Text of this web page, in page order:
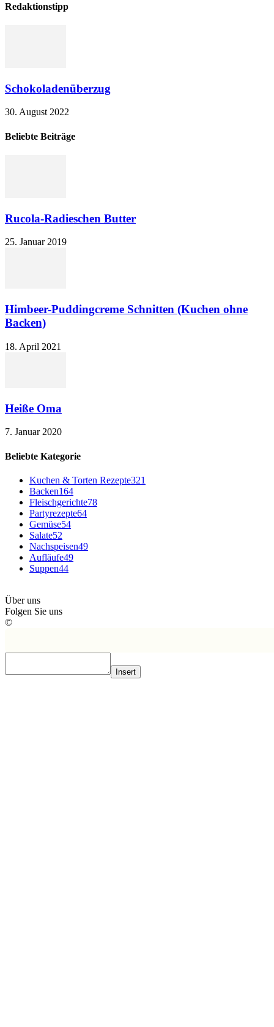
Redaktionstipp
Schokoladenüberzug
30. August 2022
Beliebte Beiträge
Rucola-Radieschen Butter
25. Januar 2019
Himbeer-Puddingcreme Schnitten (Kuchen ohne
Backen)
18. April 2021
Heiße Oma
7. Januar 2020
Beliebte Kategorie
Kuchen & Torten Rezepte321
Backen164
Fleischgerichte78
Partyrezepte64
Gemüse54
Salate52
Nachspeisen49
Aufläufe49
Suppen44
Über uns
Folgen Sie uns
©
Insert